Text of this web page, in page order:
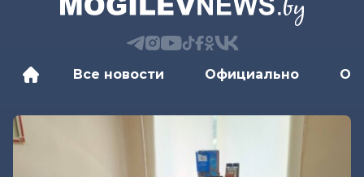
Все новости Официально